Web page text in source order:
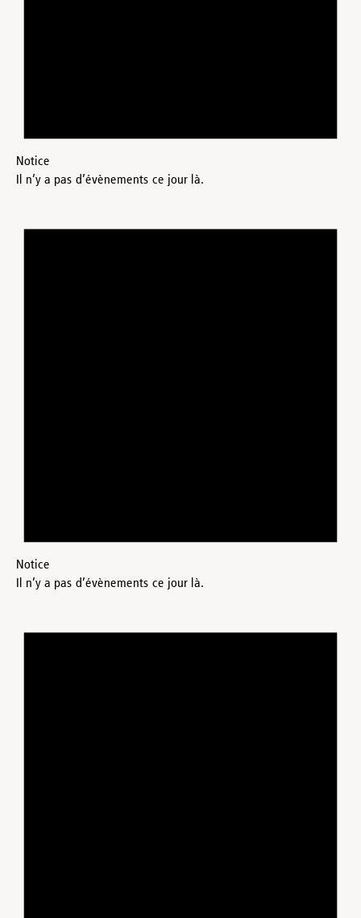
Notice
Il n’y a pas d’évènements ce jour là.
Notice
Il n’y a pas d’évènements ce jour là.